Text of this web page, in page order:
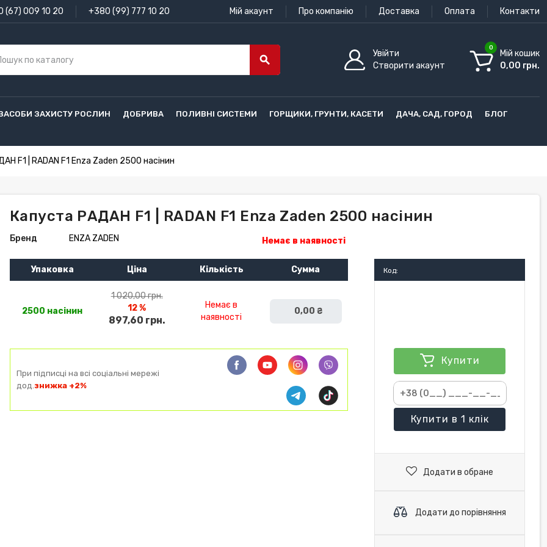
(67) 009 10 20 +380 (99) 777 10 20 Мій акаунт Про компанію Доставка Оплата Контакти
search
Увійти
Створити акаунт
0
Мій кошик
0,00 грн.
ЗАХИСТУ РОСЛИН ДОБРИВА ПОЛИВНІ СИСТЕМИ ГОРЩИКИ, ГРУНТИ, КАСЕТИ ДАЧА, САД, ГОРОД БЛОГ
F1 | RADAN F1 Enza Zaden 2500 насінин
Капуста РАДАН F1 | RADAN F1 Enza Zaden 2500 насінин
Бренд ENZA ZADEN Немає в наявності
Упаковка Ціна Кількість Сумма
2500 насінин
1 020,00 грн.
12 %
897,60 грн.
Немає в
наявності
0,00 ₴
При підписці на всі соціальні мережі
дод.знижка +2%
Код:
Купити
Купити в 1 клік
Додати в обране
Додати до порівняння